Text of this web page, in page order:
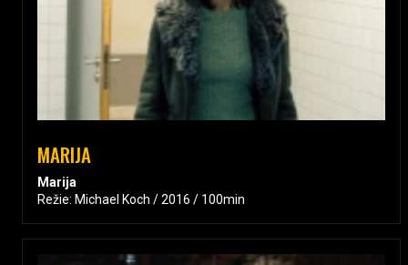
MARIJA
Marija
Režie: Michael Koch / 2016 / 100min